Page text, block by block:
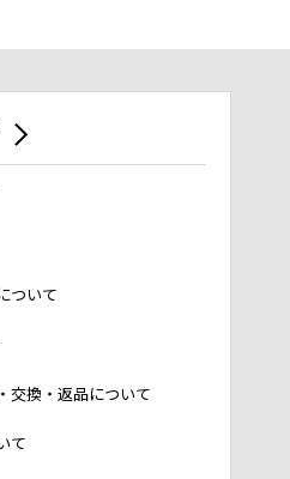
ついて
交換・返品について
て